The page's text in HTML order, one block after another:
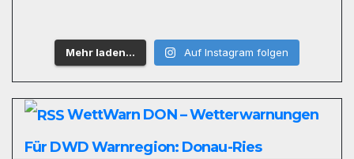
Mehr laden… Auf Instagram folgen
WettWarn DON – Wetterwarnungen
Für DWD Warnregion: Donau-Ries